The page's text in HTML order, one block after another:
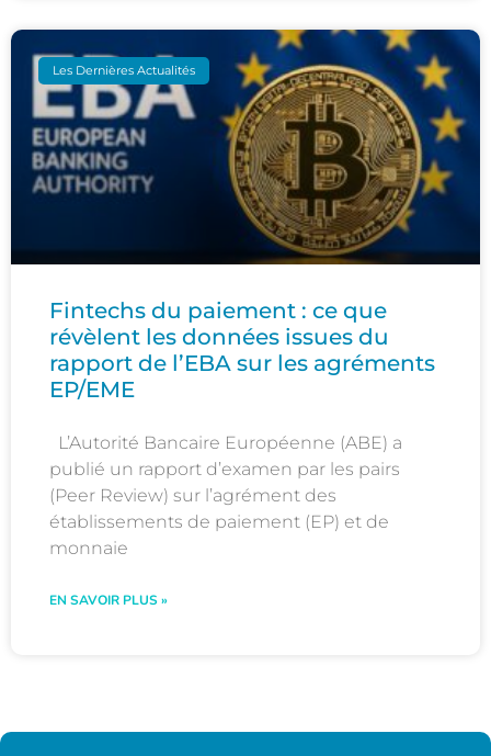
Les Dernières Actualités
Fintechs du paiement : ce que
révèlent les données issues du
rapport de l’EBA sur les agréments
EP/EME
L’Autorité Bancaire Européenne (ABE) a
publié un rapport d’examen par les pairs
(Peer Review) sur l’agrément des
établissements de paiement (EP) et de
monnaie
EN SAVOIR PLUS »